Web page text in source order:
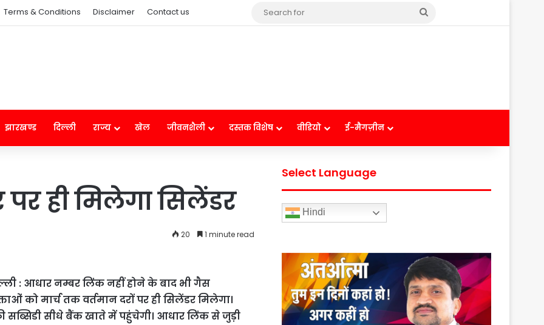
Terms & Conditions Disclaimer Contact us
Search
झारखण्ड दिल्ली राज्य खेल जीवनशैली दस्तक विशेष वीडियो ई-मैगज़ीन
पर ही मिलेगा सिलेंडर
20 1 minute read
: आधार नम्बर लिंक नहीं होने के बाद भी गैस
को मार्च तक वर्तमान दरों पर ही सिलेंडर मिलेगा।
सीधे बैंक खाते में पहुंचेगी। आधार लिंक से जुड़ी
Select Language
Hindi